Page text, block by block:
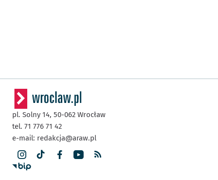
pl. Solny 14, 50-062 Wrocław
tel. 71 776 71 42
e-mail: redakcja@araw.pl